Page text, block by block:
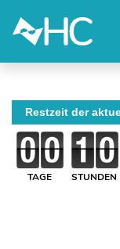
Restzeit der
TAGE STUNDEN